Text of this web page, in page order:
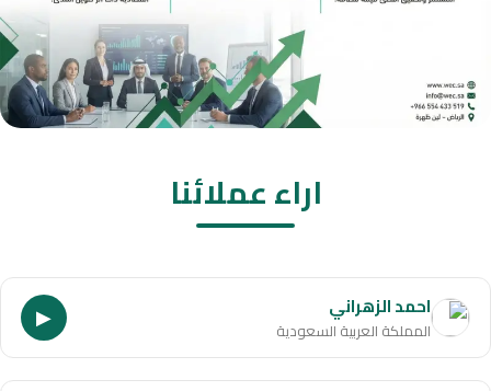
اراء عملائنا
▶ احمد الزهراني
المملكة العربية السعودية